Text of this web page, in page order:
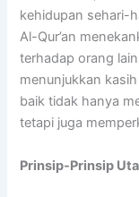
kehidupan sehari-
Al-Qur’an
terhadap orang
menunjukkan
baik tidak hanya
tetapi juga
Prinsip-Prinsip